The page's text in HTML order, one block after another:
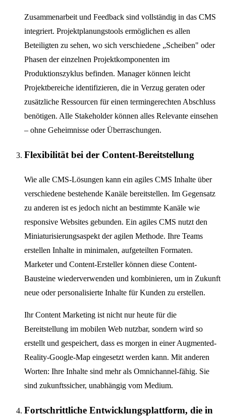
Zusammenarbeit und Feedback sind vollständig in das CMS
integriert. Projektplanungstools ermöglichen es allen
Beteiligten zu sehen, wo sich verschiedene „Scheiben" oder
Phasen der einzelnen Projektkomponenten im
Produktionszyklus befinden. Manager können leicht
Projektbereiche identifizieren, die in Verzug geraten oder
zusätzliche Ressourcen für einen termingerechten Abschluss
benötigen. Alle Stakeholder können alles Relevante einsehen
– ohne Geheimnisse oder Überraschungen.
Flexibilität bei der Content-Bereitstellung
Wie alle CMS-Lösungen kann ein agiles CMS Inhalte über
verschiedene bestehende Kanäle bereitstellen. Im Gegensatz
zu anderen ist es jedoch nicht an bestimmte Kanäle wie
responsive Websites gebunden. Ein agiles CMS nutzt den
Miniaturisierungsaspekt der agilen Methode. Ihre Teams
erstellen Inhalte in minimalen, aufgeteilten Formaten.
Marketer und Content-Ersteller können diese Content-
Bausteine wiederverwenden und kombinieren, um in Zukunft
neue oder personalisierte Inhalte für Kunden zu erstellen.
Ihr Content Marketing ist nicht nur heute für die
Bereitstellung im mobilen Web nutzbar, sondern wird so
erstellt und gespeichert, dass es morgen in einer Augmented-
Reality-Google-Map eingesetzt werden kann. Mit anderen
Worten: Ihre Inhalte sind mehr als Omnichannel-fähig. Sie
sind zukunftssicher, unabhängig vom Medium.
Fortschrittliche Entwicklungsplattform, die in